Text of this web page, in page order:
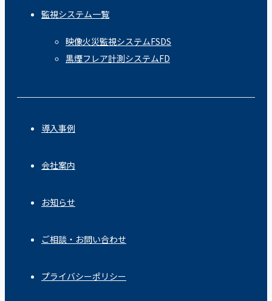
監視システム一覧
映像火災監視システムFSDS
黒煙フレア計測システムFD
導入事例
会社案内
お知らせ
ご相談・お問い合わせ
プライバシーポリシー